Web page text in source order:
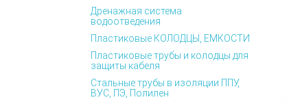
Дренажная система
водоотведения
Пластиковые КОЛОДЦЫ, ЕМКОСТИ
Пластиковые трубы и колодцы для
защиты кабеля
Стальные трубы в изоляции ППУ,
ВУС, ПЭ, Полилен